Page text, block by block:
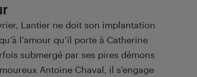
Lantier ne doit son implantation
l’amour qu’il porte à Catherine
submergé par ses pires démons
Antoine Chaval, il s’engage